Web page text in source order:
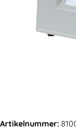
Artikelnummer: